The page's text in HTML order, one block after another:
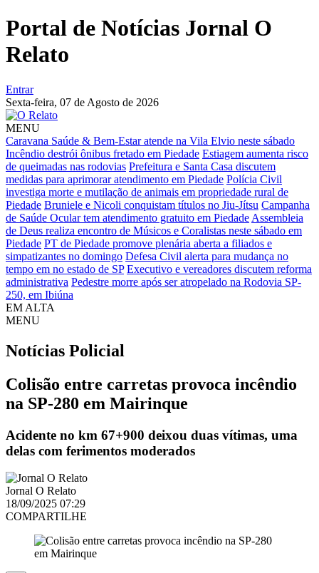
Portal de Notícias Jornal O
Relato
Entrar
Sexta-feira, 07 de Agosto de 2026
MENU
Caravana Saúde & Bem-Estar atende na Vila Elvio neste sábado
Incêndio destrói ônibus fretado em Piedade Estiagem aumenta risco
de queimadas nas rodovias Prefeitura e Santa Casa discutem
medidas para aprimorar atendimento em Piedade Polícia Civil
investiga morte e mutilação de animais em propriedade rural de
Piedade Bruniele e Nicoli conquistam títulos no Jiu-Jítsu Campanha
de Saúde Ocular tem atendimento gratuito em Piedade Assembleia
de Deus realiza encontro de Músicos e Coralistas neste sábado em
Piedade PT de Piedade promove plenária aberta a filiados e
simpatizantes no domingo Defesa Civil alerta para mudança no
tempo em no estado de SP Executivo e vereadores discutem reforma
administrativa Pedestre morre após ser atropelado na Rodovia SP-
250, em Ibiúna
EM ALTA
MENU
Notícias Policial
Colisão entre carretas provoca incêndio
na SP-280 em Mairinque
Acidente no km 67+900 deixou duas vítimas, uma
delas com ferimentos moderados
Jornal O Relato
18/09/2025 07:29
COMPARTILHE